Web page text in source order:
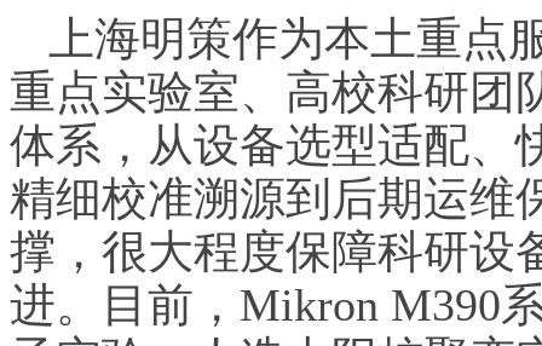
上海明策作为本土重
重点实验室、高校科研团
体系，从设备选型适配、
精细校准溯源到后期运维
撑，很大程度保障科研设
进。目前，Mikron M390